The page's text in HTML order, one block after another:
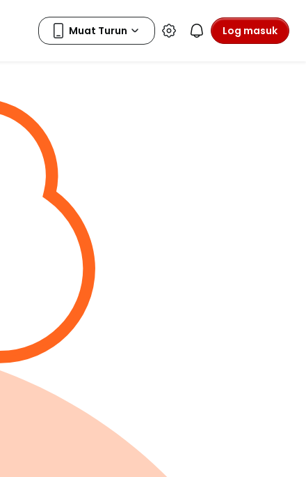
Log masuk